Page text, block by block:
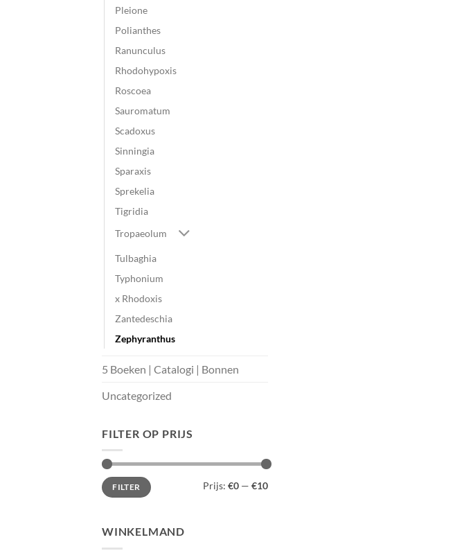
Pleione
Polianthes
Ranunculus
Rhodohypoxis
Roscoea
Sauromatum
Scadoxus
Sinningia
Sparaxis
Sprekelia
Tigridia
Tropaeolum
Tulbaghia
Typhonium
x Rhodoxis
Zantedeschia
Zephyranthus
5 Boeken | Catalogi | Bonnen
Uncategorized
FILTER OP PRIJS
Min.
prijs
Max.
prijsFILTER Prijs: €0 — €10
WINKELMAND